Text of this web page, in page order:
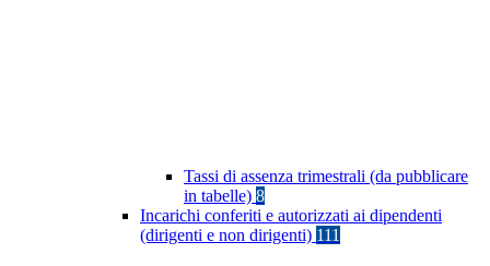
Tassi di assenza trimestrali (da pubblicare
in tabelle) 8
Incarichi conferiti e autorizzati ai dipendenti
(dirigenti e non dirigenti) 111